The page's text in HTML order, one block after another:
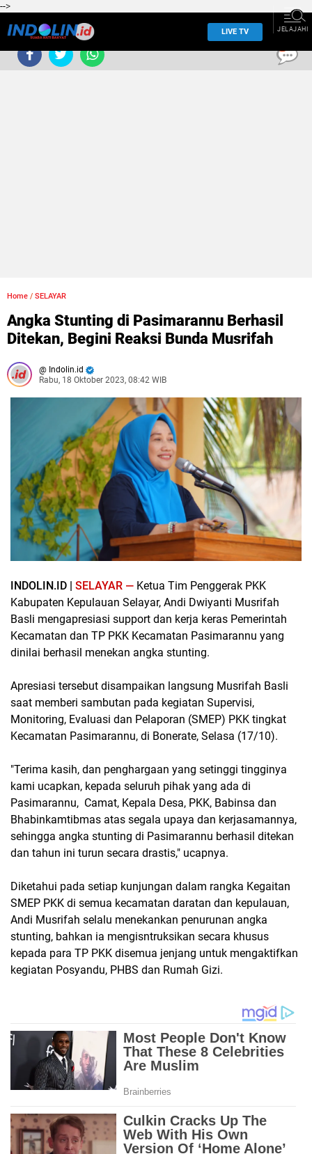
-->
LIVE TV JELAJAHI
Home / SELAYAR
Angka Stunting di Pasimarannu Berhasil
Ditekan, Begini Reaksi Bunda Musrifah
Indolin.id
Rabu, 18 Oktober 2023, 08:42 WIB
INDOLIN.ID | SELAYAR — Ketua Tim Penggerak PKK
Kabupaten Kepulauan Selayar, Andi Dwiyanti Musrifah
Basli mengapresiasi support dan kerja keras Pemerintah
Kecamatan dan TP PKK Kecamatan Pasimarannu yang
dinilai berhasil menekan angka stunting.
Apresiasi tersebut disampaikan langsung Musrifah Basli
saat memberi sambutan pada kegiatan Supervisi,
Monitoring, Evaluasi dan Pelaporan (SMEP) PKK tingkat
Kecamatan Pasimarannu, di Bonerate, Selasa (17/10).
"Terima kasih, dan penghargaan yang setinggi tingginya
kami ucapkan, kepada seluruh pihak yang ada di
Pasimarannu, Camat, Kepala Desa, PKK, Babinsa dan
Bhabinkamtibmas atas segala upaya dan kerjasamannya,
sehingga angka stunting di Pasimarannu berhasil ditekan
dan tahun ini turun secara drastis," ucapnya.
Diketahui pada setiap kunjungan dalam rangka Kegaitan
SMEP PKK di semua kecamatan daratan dan kepulauan,
Andi Musrifah selalu menekankan penurunan angka
stunting, bahkan ia mengisntruksikan secara khusus
kepada para TP PKK disemua jenjang untuk mengaktifkan
kegiatan Posyandu, PHBS dan Rumah Gizi.